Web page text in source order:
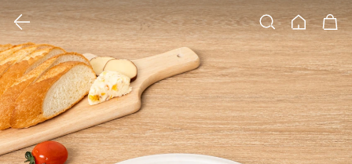
검색 홈 장바구니
클릭 시 이미지 확대 보기 팝업 열림